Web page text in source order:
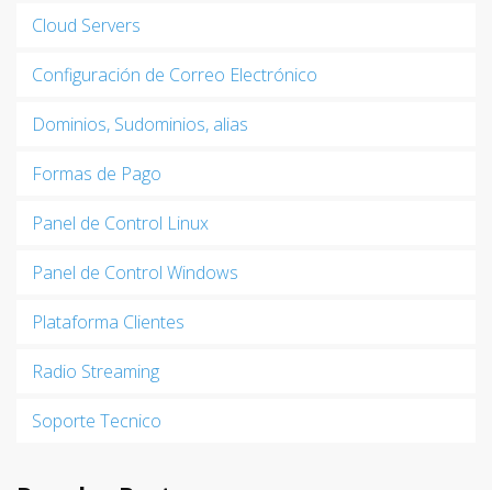
Cloud Servers
Configuración de Correo Electrónico
Dominios, Sudominios, alias
Formas de Pago
Panel de Control Linux
Panel de Control Windows
Plataforma Clientes
Radio Streaming
Soporte Tecnico